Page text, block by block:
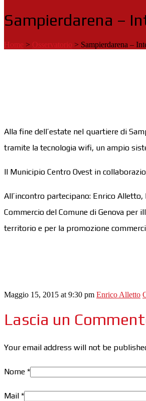
Sampierdarena –
Home > Osservatorio > Sampierdarena –
Alla fine dell’estate nel quartiere di
tramite la tecnologia wifi, un ampio
Il Municipio Centro Ovest in
All’incontro partecipano: Enrico
Commercio del Comune di Genova
territorio e per la promozione
Maggio 15, 2015 at 9:30 pm Enrico Alletto
Lascia un
Your email address will not be
Nome *
Mail *